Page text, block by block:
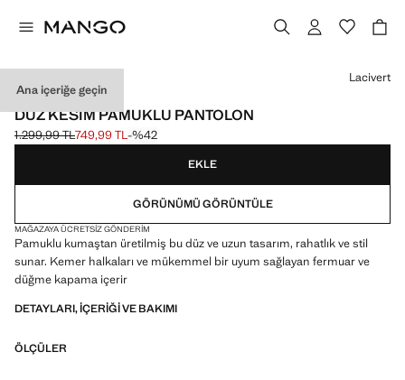
Ana içeriğe geçin
CELEBRATION
DÜZ KESIM PAMUKLU PANTOLON
Üstü çizili ilk fiyat [1.299,99 TL ]
1.299,99 TL
Güncel fiyat [749,99 TL ]
749,99 TL-%42
Bir renk seçin
Lacivert
EKLE
GÖRÜNÜMÜ GÖRÜNTÜLE
MAĞAZAYA ÜCRETSIZ GÖNDERIM
Pamuklu kumaştan üretilmiş bu düz ve uzun tasarım, rahatlık ve stil
sunar. Kemer halkaları ve mükemmel bir uyum sağlayan fermuar ve
düğme kapama içerir
DETAYLARI, IÇERIĞI VE BAKIMI
ÖLÇÜLER